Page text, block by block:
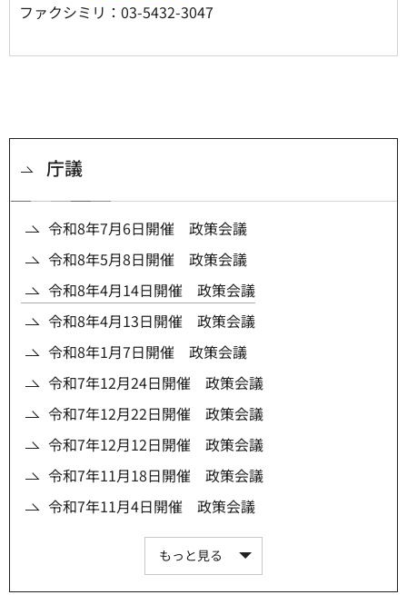
ファクシミリ：03-5432-3047
庁議
令和8年7月6日開催 政策会議
令和8年5月8日開催 政策会議
令和8年4月14日開催 政策会議
令和8年4月13日開催 政策会議
令和8年1月7日開催 政策会議
令和7年12月24日開催 政策会議
令和7年12月22日開催 政策会議
令和7年12月12日開催 政策会議
令和7年11月18日開催 政策会議
令和7年11月4日開催 政策会議
もっと見る